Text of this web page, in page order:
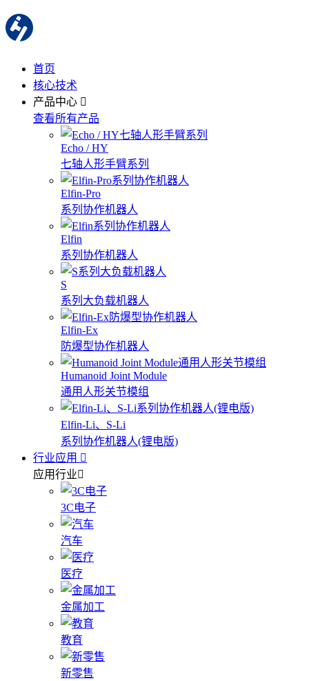
首页
核心技术
产品中心
查看所有产品
Echo / HY
七轴人形手臂系列
Elfin-Pro
系列协作机器人
Elfin
系列协作机器人
S
系列大负载机器人
Elfin-Ex
防爆型协作机器人
Humanoid Joint Module
通用人形关节模组
Elfin-Li、S-Li
系列协作机器人(锂电版)
行业应用
应用行业
3C电子
汽车
医疗
金属加工
教育
新零售